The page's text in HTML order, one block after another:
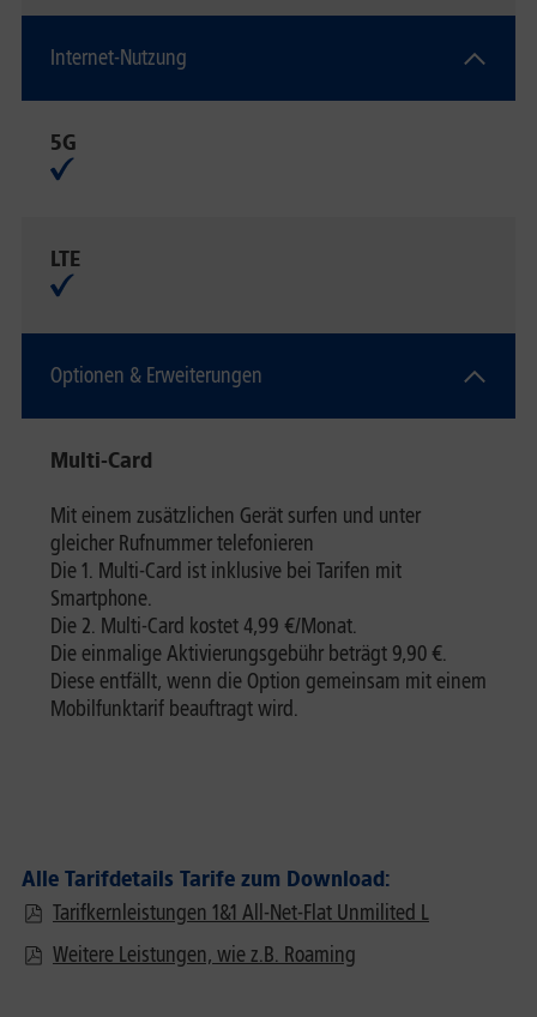
Internet-Nutzung
5G
LTE
Optionen & Erweiterungen
Multi-Card
Mit einem zusätzlichen Gerät surfen und unter
gleicher Rufnummer telefonieren
Die 1. Multi-Card ist inklusive bei Tarifen mit
Smartphone.
Die 2. Multi-Card kostet 4,99 €/Monat.
Die einmalige Aktivierungsgebühr beträgt 9,90 €.
Diese entfällt, wenn die Option gemeinsam mit einem
Mobilfunktarif beauftragt wird.
Alle Tarifdetails Tarife zum Download:
Tarifkernleistungen 1&1 All-Net-Flat Unmilited L
Weitere Leistungen, wie z.B. Roaming